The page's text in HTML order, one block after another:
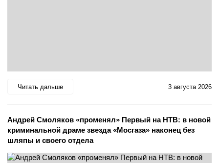
Читать дальше 3 августа 2026
Андрей Смоляков «променял» Первый на НТВ: в новой
криминальной драме звезда «Мосгаза» наконец без
шляпы и своего отдела